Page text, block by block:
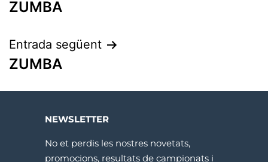
ZUMBA
Entrada següent
ZUMBA
NEWSLETTER
No et perdis les nostres novetats,
promocions, resultats de campionats i